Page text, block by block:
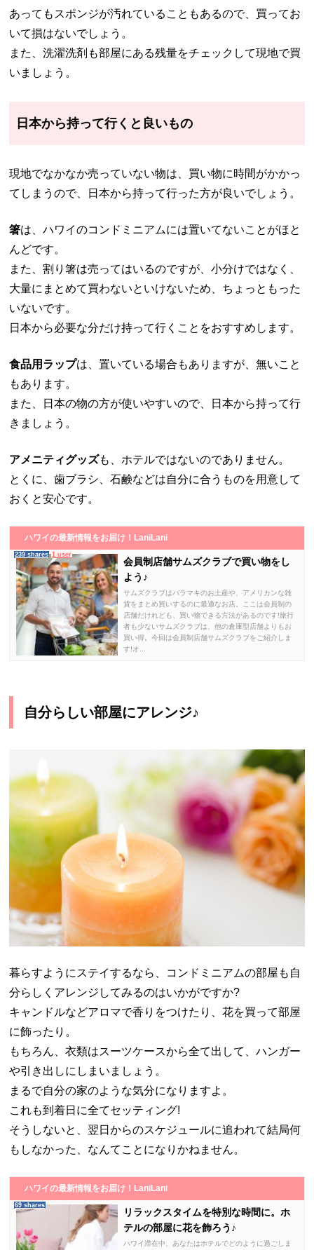
あってもスポンジが汚れていることもあるので、買ってお
いて損はないでしょう。
また、洗濯洗剤も部屋にある残量をチェックして現地で買
いましょう。
日本から持って行くと良いもの
現地でなかなか売っていない物は、買い物に時間がかかっ
てしまうので、日本から持って行った方が良いでしょう。
箸は、ハワイのコンドミニアムには置いてないことがほと
んどです。
また、割り箸は売ってはいるのですが、小分けではなく、
大量にまとめて買わないといけないため、ちょっともった
いないです。
日本から必要な分だけ持って行くことをおすすめします。
食品用ラップは、置いている場合もありますが、無いこと
もあります。
また、日本の物の方が使いやすいので、日本から持って行
きましょう。
アメニティグッズも、ホテルではないのでありません。
とくに、歯ブラシ、石鹸などは自分に合うものを用意して
おくと安心です。
ハワイの最新情報をお届け！LaniLani
239 shares 1 user
会員制店舗サムズクラブで買い物をし
よう♪
サムズクラブはバラマキのお土産や、アメリカンな雑
貨をまとめ買いするのに最適なお店。ここは会員制の
店舗だけれども、買い物できる方法があるのです!旅行
者も少ないサムズクラブは、他の倉庫型店舗よりもお
買い得。今回は会員制店舗サムズクラブをご紹介しま
す!オ...
自分らしい部屋にアレンジ♪
暮らすようにステイするなら、コンドミニアムの部屋も自
分らしくアレンジしてみるのはいかがですか?
キャンドルなどアロマで香りをつけたり、花を買って部屋
に飾ったり。
もちろん、衣類はスーツケースから全て出して、ハンガー
や引き出しにしまいましょう。
まるで自分の家のような気分になりますよ。
これも到着日に全てセッティング!
そうしないと、翌日からのスケジュールに追われて結局何
もしなかった、なんてことになりかねません。
ハワイの最新情報をお届け！LaniLani
69 shares
リラックスタイムを特別な時間に。ホ
テルの部屋に花を飾ろう♪
ハワイ滞在中、あなたはホテルでどのように過ごしま